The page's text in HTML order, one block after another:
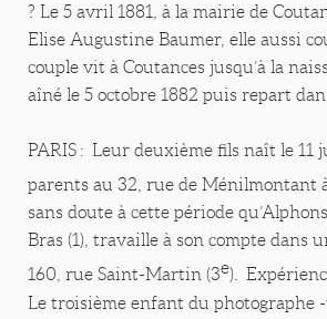
? Le 5 avril 1881, à la mairie de
Elise Augustine Baumer, elle aussi
couple vit à Coutances jusqu’à la
aîné le 5 octobre 1882 puis repart
PARIS : Leur deuxième fils naît le 11
parents au 32, rue de Ménilmontant
sans doute à cette période
Bras (1), travaille à son compte dans
160, rue Saint-Martin (3e).
Le troisième enfant du photographe